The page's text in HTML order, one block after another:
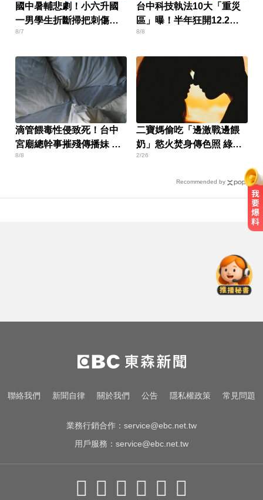
國中暑輔悲劇！小六升國
一男學生折斷掃把刺傷女
師 右眼恐失明
8/7
台中科技執法10大「重災
區」曝！半年狂開12.2萬
張
8/8
滴管餵毒性侵致死！台中
宮廟總幹事摧殘傳播妹 下
場出爐
8/8
二寶媽偷吃「邊激戰邊餵
奶」慾火焚身傳色照 綠帽
尪崩潰
2/26
Recommended by
風夜搭捷運增援
MLB／費爾柴德一度成自由球員 簽
小聯盟約重回水手3A
快訊／2縣市明天風力達標 有機會
聯絡我們 新聞自律 關於我們 公告 隱私權政策 常見問題
業務行銷合作： service@ebc.net.tw
用戶服務： service@ebc.net.tw